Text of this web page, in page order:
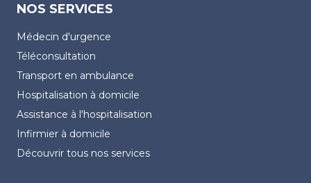
NOS SERVICES
Médecin d'urgence
Téléconsultation
Transport en ambulance
Hospitalisation à domicile
Assistance à l'hospitalisation
Infirmier à domicile
Découvrir tous nos services